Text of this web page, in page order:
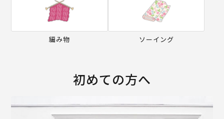
編み物 ソーイング
初めての方へ